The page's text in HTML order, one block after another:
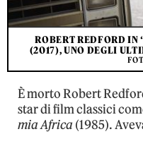
ROBERT REDFORD IN
(2017), UNO DEGLI
È morto Robert
star di film classici
mia Africa (1985).